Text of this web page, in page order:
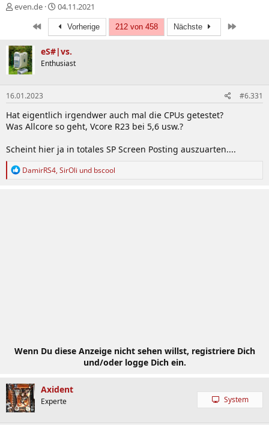
E
e
l
l
r
even.de
E
r
s
t
e
l
m
04.11.2021
Erste Vorherige 212 von 458 Nächste
eS#|vs.
Enthusiast
16.01.2023 #6.331
Hat eigentlich irgendwer auch mal die CPUs getestet?
Was Allcore so geht, Vcore R23 bei 5,6 usw.?
Scheint hier ja in totales SP Screen Posting auszuarten....
R
DamirRS4, SirOli und bscool
Wenn Du diese Anzeige nicht sehen willst, registriere Dich
und/oder logge Dich ein.
Axident
Experte System